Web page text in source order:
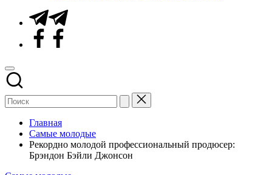
Telegram
Facebook
Главная
Самые молодые
Рекордно молодой профессиональный продюсер:
Брэндон Бэйли Джонсон